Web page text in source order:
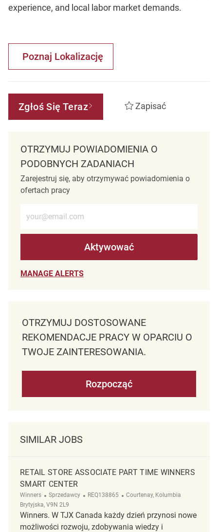
experience, and local labor market demands.
Poznaj Lokalizację
Zgłoś Się Teraz Zapisać
OTRZYMUJ POWIADOMIENIA O
PODOBNYCH ZADANIACH
Zarejestruj się, aby otrzymywać powiadomienia o
ofertach pracy
Aktywować
MANAGE ALERTS
OTRZYMUJ DOSTOSOWANE
REKOMENDACJE PRACY W OPARCIU O
TWOJE ZAINTERESOWANIA.
Rozpocząć
SIMILAR JOBS
RETAIL STORE ASSOCIATE PART TIME WINNERS
SMART CENTER
Winners Kategoria
Sprzedawcy ReqId
REQ138865 Lokalizacja
Courtenay, Kolumbia
Brytyjska, V9N 2L9
Winners. W TJX Canada każdy dzień przynosi nowe
możliwości rozwoju, zdobywania wiedzy i